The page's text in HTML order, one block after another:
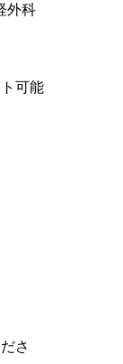
外科
可能
さ